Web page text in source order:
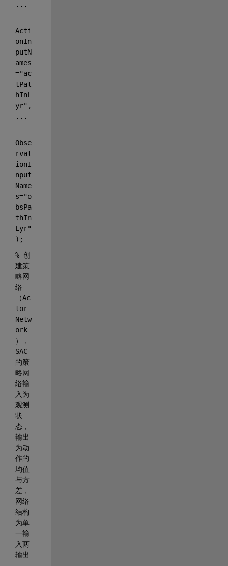
...
Acti
onIn
putN
ames
="ac
tPat
hInL
yr"
...
Obse
rvat
ionI
nput
Name
s="o
bsPa
thIn
Lyr"
);
% 创
建策
略网
络
（Ac
tor
Netw
ork
），
SAC
的策
略网
络输
入为
观测
状
态，
输出
为动
作的
均值
与方
差，
网络
结构
为单
一输
入两
输出